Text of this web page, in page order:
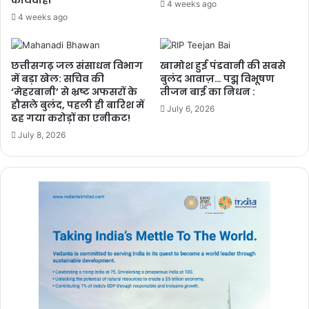
4 weeks ago
4 weeks ago
छत्तीसगढ़ जल संसाधन विभाग
में बड़ा खेल: सचिव की
‘मेहरबानी’ से भ्रष्ट अफसरों के
हौसले बुलंद, पहली ही बारिश में
ढह गया करोड़ों का एनीकट!
July 8, 2026
खामोश हुई पंडवानी की सबसे
बुलंद आवाज़… पद्म विभूषण
तीजन बाई का निधन :
July 6, 2026